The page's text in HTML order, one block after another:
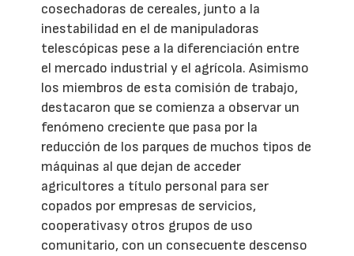
cosechadoras de cereales, junto a la
inestabilidad en el de manipuladoras
telescópicas pese a la diferenciación entre
el mercado industrial y el agrícola. Asimismo
los miembros de esta comisión de trabajo,
destacaron que se comienza a observar un
fenómeno creciente que pasa por la
reducción de los parques de muchos tipos de
máquinas al que dejan de acceder
agricultores a título personal para ser
copados por empresas de servicios,
cooperativasy otros grupos de uso
comunitario, con un consecuente descenso